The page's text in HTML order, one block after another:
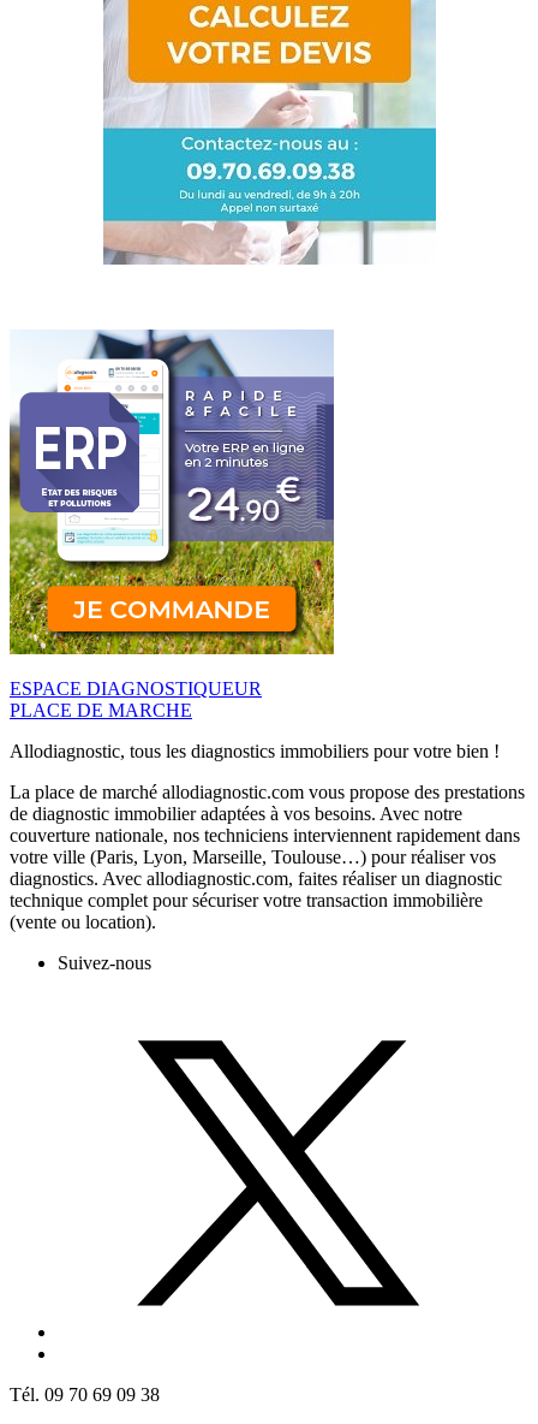
ESPACE DIAGNOSTIQUEUR
PLACE DE MARCHE
Allodiagnostic, tous les diagnostics immobiliers pour votre bien !
La place de marché allodiagnostic.com vous propose des prestations
de diagnostic immobilier adaptées à vos besoins. Avec notre
couverture nationale, nos techniciens interviennent rapidement dans
votre ville (Paris, Lyon, Marseille, Toulouse…) pour réaliser vos
diagnostics. Avec allodiagnostic.com, faites réaliser un diagnostic
technique complet pour sécuriser votre transaction immobilière
(vente ou location).
Suivez-nous
Tél. 09 70 69 09 38